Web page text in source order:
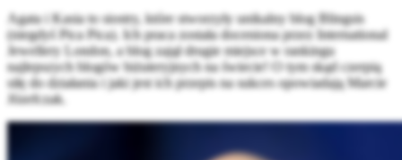
Agata i Kasia to siostry, które stworzyły unikalny blog Blingsis
(niegdyś Pica Pica). Ich praca została doceniona przez International
Jewellery London, a blog zajął drugie miejsce w rankingu
najlepszych blogów biżuteryjnych na świecie! O tym skąd czerpią
siłę do działania i jaki jest ich przepis na sukces opowiadają Marcie
Józefczak.